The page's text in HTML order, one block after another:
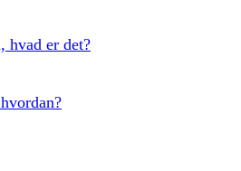
hvad er det?